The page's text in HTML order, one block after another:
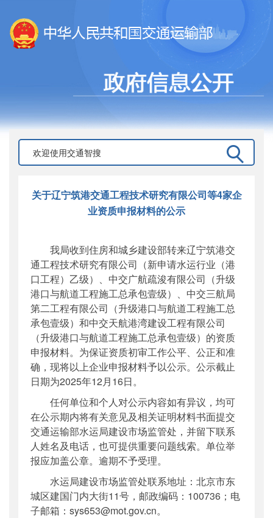
关于辽宁筑港交通工程技术研究有限公司等4家企
业资质申报材料的公示
我局收到住房和城乡建设部转来辽宁筑港交
通工程技术研究有限公司（新申请水运行业（港
口工程）乙级）、中交广航疏浚有限公司（升级
港口与航道工程施工总承包壹级）、中交三航局
第二工程有限公司（升级港口与航道工程施工总
承包壹级）和中交天航港湾建设工程有限公司
（升级港口与航道工程施工总承包壹级）的资质
申报材料。为保证资质初审工作公平、公正和准
确，现将以上企业申报材料予以公示。公示截止
日期为2025年12月16日。
任何单位和个人对公示内容如有异议，均可
在公示期内将有关意见及相关证明材料书面提交
交通运输部水运局建设市场监管处，并留下联系
人姓名及电话，也可提供重要问题线索。单位举
报应加盖公章。逾期不予受理。
水运局建设市场监管处联系地址：北京市东
城区建国门内大街11号，邮政编码：100736；电
子邮箱：sys653@mot.gov.cn。